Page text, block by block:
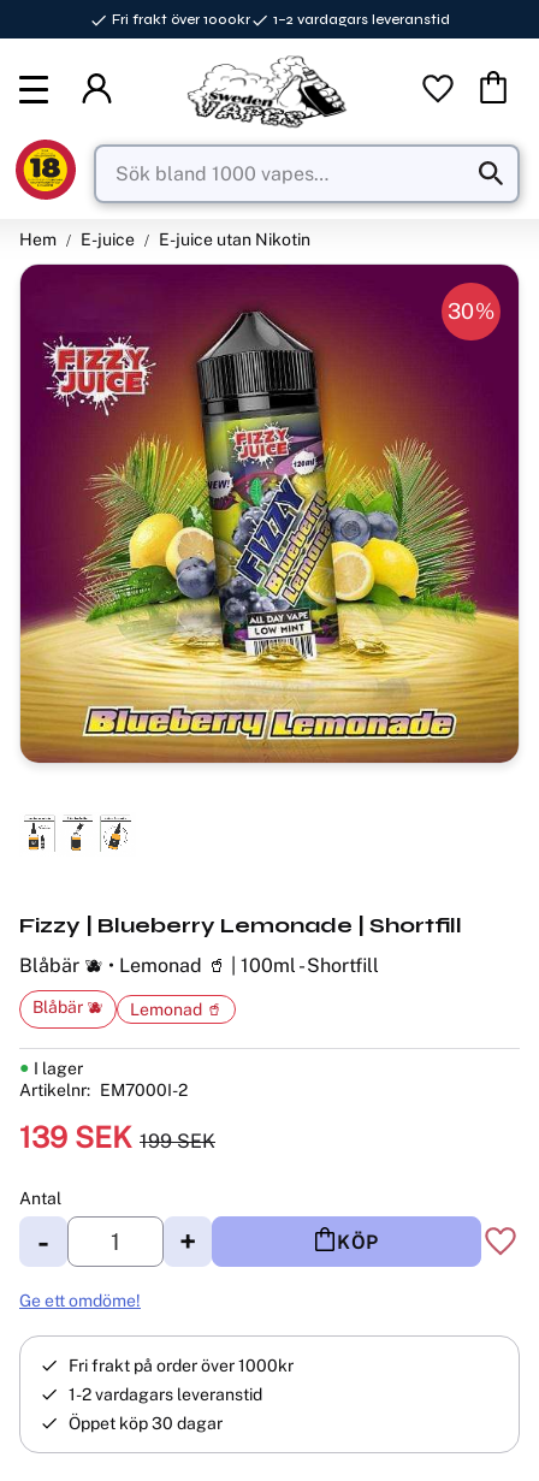
Fri frakt över 1000kr 1–2 vardagars leveranstid
Favoriter
Hem E-juice E-juice utan Nikotin
30%
Fizzy | Blueberry Lemonade | Shortfill
Blåbär 🫐 • Lemonad 🥤 | 100ml - Shortfill
Nedsatt pris:
139 SEK Ordinarie pris:
199SEK
Antal
+
- KÖP
I lager
Artikelnr
EM7000I-2
Blåbär 🫐 Lemonad 🥤
Ge ett omdöme!
Fri frakt på order över 1000kr
1-2 vardagars leveranstid
Öppet köp 30 dagar